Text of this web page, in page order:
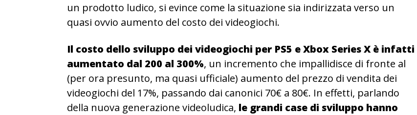
un prodotto ludico, si evince come la situazione sia indirizzata verso un
quasi ovvio aumento del costo dei videogiochi.
Il costo dello sviluppo dei videogiochi per PS5 e Xbox Series X è infatti
aumentato dal 200 al 300%, un incremento che impallidisce di fronte al
(per ora presunto, ma quasi ufficiale) aumento del prezzo di vendita dei
videogiochi del 17%, passando dai canonici 70€ a 80€. In effetti, parlando
della nuova generazione videoludica, le grandi case di sviluppo hanno